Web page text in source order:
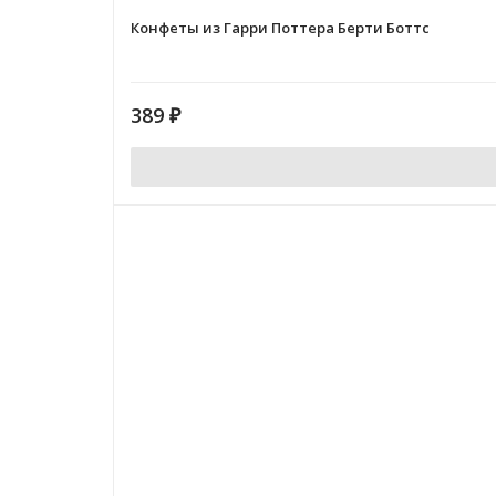
Конфеты из Гарри Поттера Берти Боттс
389 ₽